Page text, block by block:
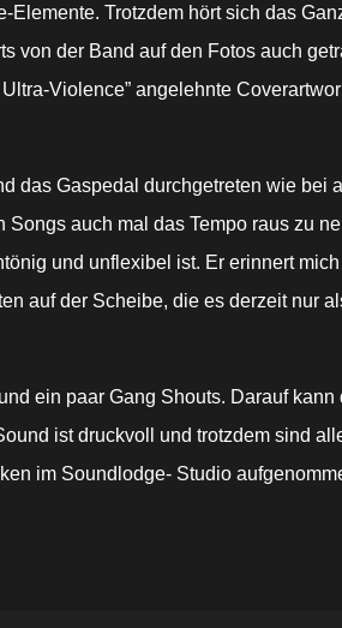
Trotzdem hört sich das
von der Band auf den Fotos auch
Violence” angelehnte
das Gaspedal durchgetreten wie bei
auch mal das Tempo raus zu
und unflexibel ist. Er erinnert
auf der Scheibe, die es derzeit nur
ein paar Gang Shouts. Darauf
ist druckvoll und trotzdem sind
im Soundlodge- Studio